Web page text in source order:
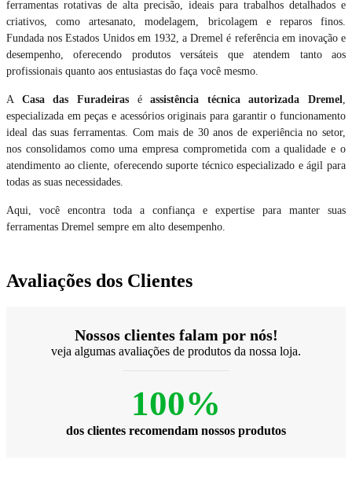
ferramentas rotativas de alta precisão, ideais para trabalhos detalhados e
criativos, como artesanato, modelagem, bricolagem e reparos finos.
Fundada nos Estados Unidos em 1932, a Dremel é referência em inovação e
desempenho, oferecendo produtos versáteis que atendem tanto aos
profissionais quanto aos entusiastas do faça você mesmo.
A Casa das Furadeiraséassistência técnica autorizada Dremel
especializada em peças e acessórios originais para garantir o funcionamento
ideal das suas ferramentas. Com mais de 30 anos de experiência no setor,
nos consolidamos como uma empresa comprometida com a qualidade e o
atendimento ao cliente, oferecendo suporte técnico especializado e ágil para
todas as suas necessidades.
Aqui, você encontra toda a confiança e expertise para manter suas
ferramentas Dremel sempre em alto desempenho.
Avaliações dos Clientes
Nossos clientes falam por nós!
veja algumas avaliações de produtos da nossa loja.
100%
dos clientes recomendam nossos produtos